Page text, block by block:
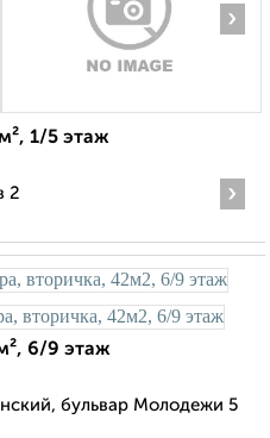
›
1/5 этаж
2
›
6/9 этаж
бульвар Молодежи 5